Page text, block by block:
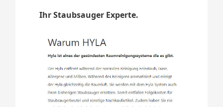
Ihr Staubsauger Experte.